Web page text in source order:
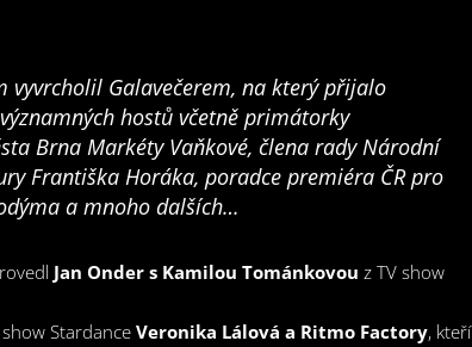
vyvrcholil Galavečerem, na který přijalo
hostů včetně primátorky
Brna Markéty Vaňkové, člena rady Národní
Františka Horáka, poradce premiéra ČR pro
a mnoho dalších…
Jan Onder s Kamilou Tománkovou z TV show
Stardance Veronika Lálová a Ritmo Factory, kteří